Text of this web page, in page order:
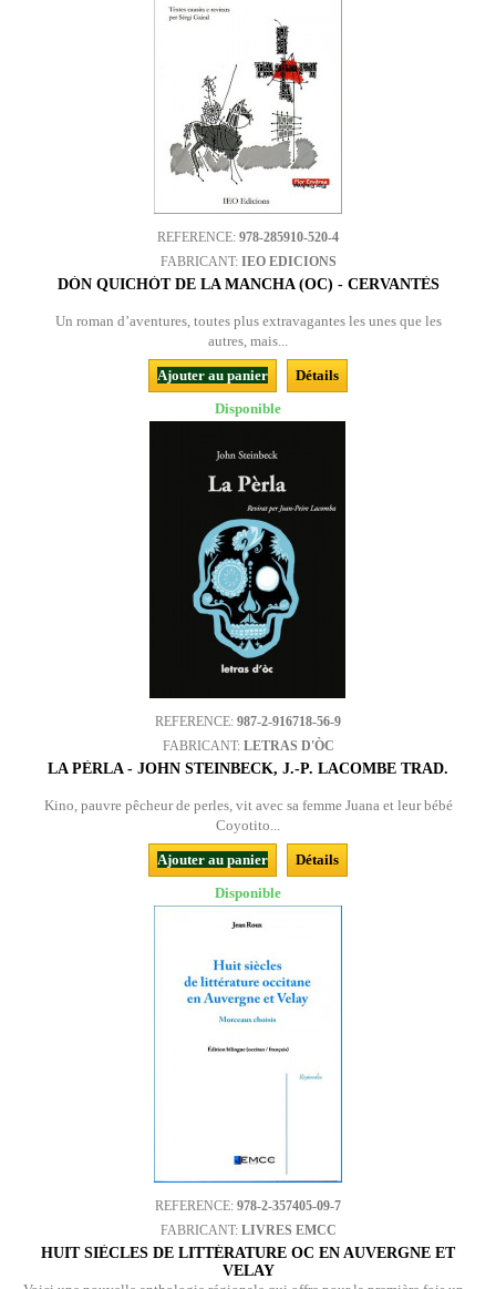
REFERENCE: 978-285910-520-4
FABRICANT: IEO EDICIONS
DÒN QUICHÒT DE LA MANCHA (OC) - CERVANTÈS
Un roman d’aventures, toutes plus extravagantes les unes que les
autres, mais...
Ajouter au panier
Détails
Disponible
REFERENCE: 987-2-916718-56-9
FABRICANT: LETRAS D'ÒC
LA PÈRLA - JOHN STEINBECK, J.-P. LACOMBE TRAD.
Kino, pauvre pêcheur de perles, vit avec sa femme Juana et leur bébé
Coyotito...
Ajouter au panier
Détails
Disponible
REFERENCE: 978-2-357405-09-7
FABRICANT: LIVRES EMCC
HUIT SIÈCLES DE LITTÉRATURE OC EN AUVERGNE ET
VELAY